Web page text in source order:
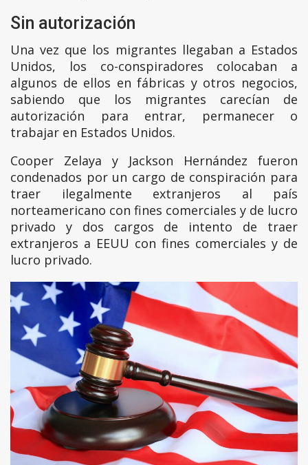
Sin autorización
Una vez que los migrantes llegaban a Estados
Unidos, los co-conspiradores colocaban a
algunos de ellos en fábricas y otros negocios,
sabiendo que los migrantes carecían de
autorización para entrar, permanecer o
trabajar en Estados Unidos.
Cooper Zelaya y Jackson Hernández fueron
condenados por un cargo de conspiración para
traer ilegalmente extranjeros al país
norteamericano con fines comerciales y de lucro
privado y dos cargos de intento de traer
extranjeros a EEUU con fines comerciales y de
lucro privado.